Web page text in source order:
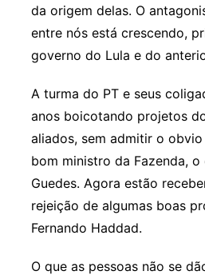
da origem delas. O
entre nós está crescendo,
governo do Lula e do
A turma do PT e seus
anos boicotando projetos
aliados, sem admitir o
bom ministro da Fazenda, o
Guedes. Agora estão
rejeição de algumas boas
Fernando Haddad.
O que as pessoas não se